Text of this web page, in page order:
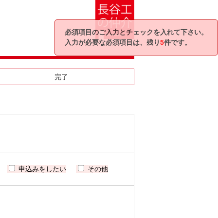
完了
申込みをしたい その他
必須項目のご入力とチェックを入れて下さい。
入力が必要な必須項目は、残り5件です。